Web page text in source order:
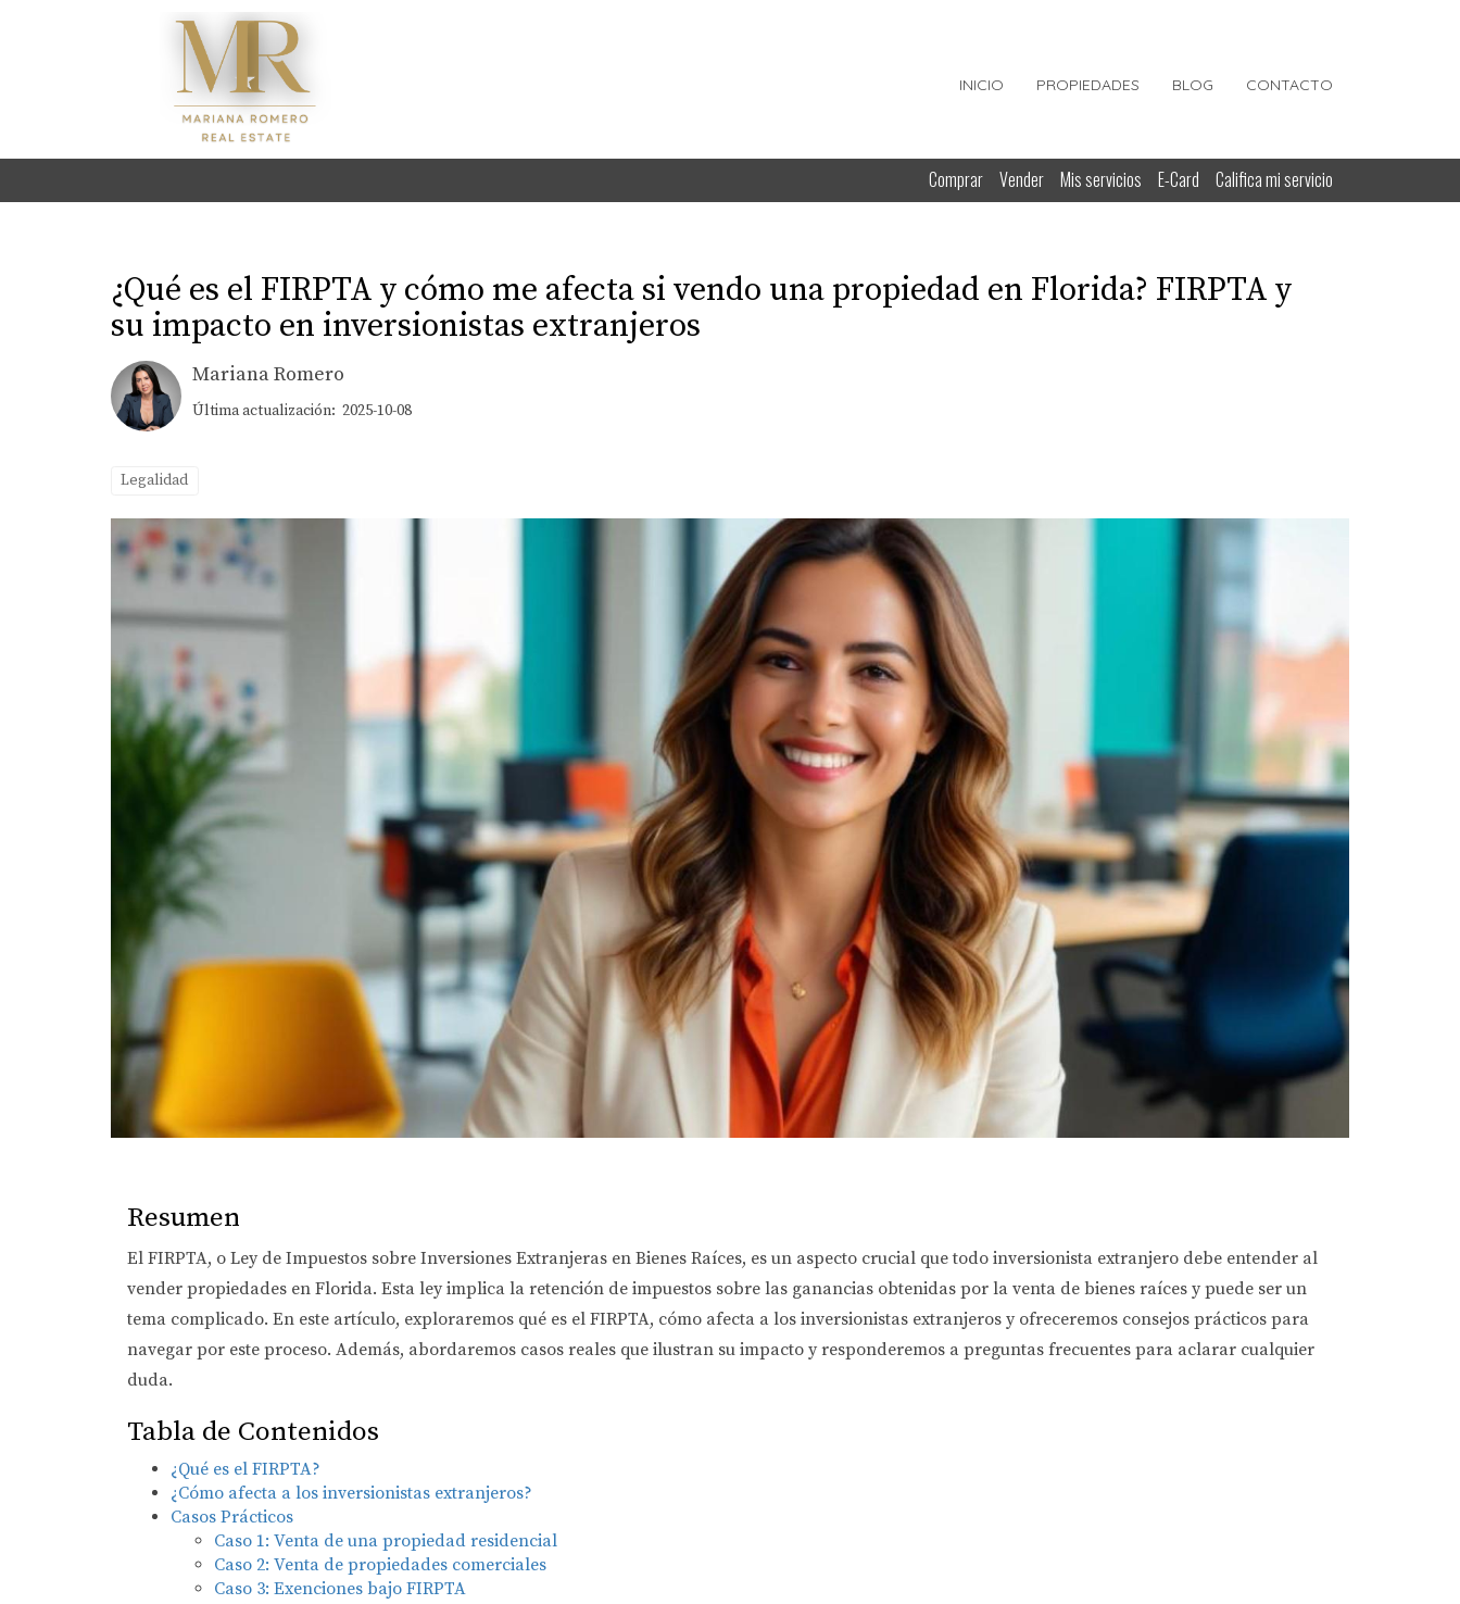
INICIO PROPIEDADES BLOG CONTACTO
Comprar Vender Mis servicios E-Card Califica mi servicio
¿Qué es el FIRPTA y cómo me afecta si vendo una propiedad en Florida? FIRPTA y
su impacto en inversionistas extranjeros
Mariana Romero
Última actualización: 2025-10-08
Legalidad
Resumen
El FIRPTA, o Ley de Impuestos sobre Inversiones Extranjeras en Bienes Raíces, es un aspecto crucial que todo inversionista extranjero debe entender al
vender propiedades en Florida. Esta ley implica la retención de impuestos sobre las ganancias obtenidas por la venta de bienes raíces y puede ser un
tema complicado. En este artículo, exploraremos qué es el FIRPTA, cómo afecta a los inversionistas extranjeros y ofreceremos consejos prácticos para
navegar por este proceso. Además, abordaremos casos reales que ilustran su impacto y responderemos a preguntas frecuentes para aclarar cualquier
duda.
Tabla de Contenidos
¿Qué es el FIRPTA?
¿Cómo afecta a los inversionistas extranjeros?
Casos Prácticos
Caso 1: Venta de una propiedad residencial
Caso 2: Venta de propiedades comerciales
Caso 3: Exenciones bajo FIRPTA